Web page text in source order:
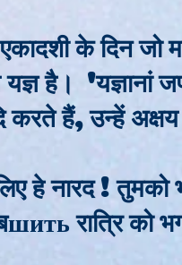
के दिन जो
है। 'यज्ञानां
हैं, उन्हें अक्षय
हे नारद ! तुमको
रात्रि को